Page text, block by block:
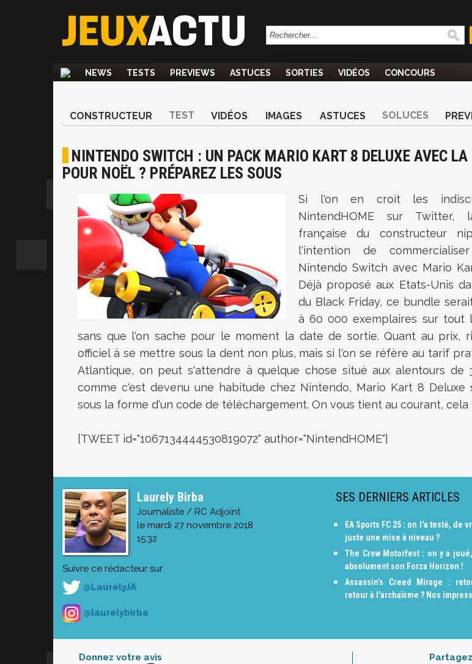
NEWS TESTS PREVIEWS ASTUCES SORTIES VIDÉOS CONCOURS
CONSTRUCTEUR TEST VIDÉOS IMAGES ASTUCES SOLUCES
NINTENDO SWITCH : UN PACK MARIO KART 8 DELUXE AVEC LA
POUR NOËL ? PRÉPAREZ LES SOUS
Si l'on en croit les
NintendHOME sur Twitter,
française du constructeur
l'intention de
Nintendo Switch avec Mario
Déjà proposé aux Etats-Unis
du Black Friday, ce bundle
à 60 000 exemplaires sur tout
sans que l'on sache pour le moment la date de sortie. Quant au prix,
officiel à se mettre sous la dent non plus, mais si l'on se réfère au tarif
Atlantique, on peut s'attendre à quelque chose situé aux alentours de
comme c'est devenu une habitude chez Nintendo, Mario Kart 8 Deluxe
sous la forme d'un code de téléchargement. On vous tient au courant, cela
[TWEET id="1067134444530819072" author="NintendHOME"]
Laurely Birba
Journaliste / RC Adjoint
le mardi 27 novembre 2018
15:32
Suivre ce rédacteur sur
@LaurelyJA
@laurelybirba
SES DERNIERS ARTICLES
EA Sports FC 25 : on l'a testé, de
juste une mise à niveau ?
The Crew Motorfest : on y a
absolument son Forza Horizon !
Assassin’s Creed Mirage :
retour à l'archaïsme ? Nos
Donnez votre avis Partagez